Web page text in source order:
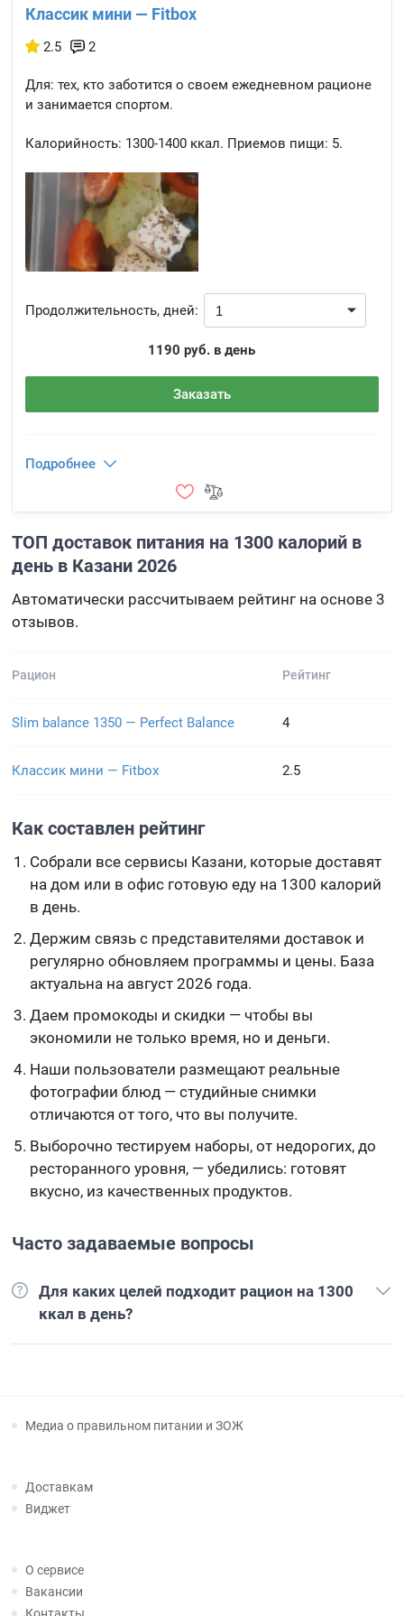
Классик мини — Fitbox
2.5 2
Для: тех, кто заботится о своем ежедневном рационе
и занимается спортом.
Калорийность: 1300-1400 ккал. Приемов пищи: 5.
Продолжительность, дней:
1190 руб. в день
Заказать
Подробнее
ТОП доставок питания на 1300 калорий в
день в Казани 2026
Автоматически рассчитываем рейтинг на основе 3
отзывов.
Рацион Рейтинг
Slim balance 1350 — Perfect Balance 4
Классик мини — Fitbox 2.5
Как составлен рейтинг
Собрали все сервисы Казани, которые доставят
на дом или в офис готовую еду на 1300 калорий
в день.
Держим связь с представителями доставок и
регулярно обновляем программы и цены. База
актуальна на август 2026 года.
Даем промокоды и скидки — чтобы вы
экономили не только время, но и деньги.
Наши пользователи размещают реальные
фотографии блюд — студийные снимки
отличаются от того, что вы получите.
Выборочно тестируем наборы, от недорогих, до
ресторанного уровня, — убедились: готовят
вкусно, из качественных продуктов.
Часто задаваемые вопросы
Для каких целей подходит рацион на 1300
ккал в день?
Медиа о правильном питании и ЗОЖ
Доставкам
Виджет
О сервисе
Вакансии